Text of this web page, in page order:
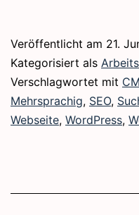
Veröffentlicht am 21.
Kategorisiert als
Verschlagwortet mit
Mehrsprachig, SEO,
Webseite, WordPress,